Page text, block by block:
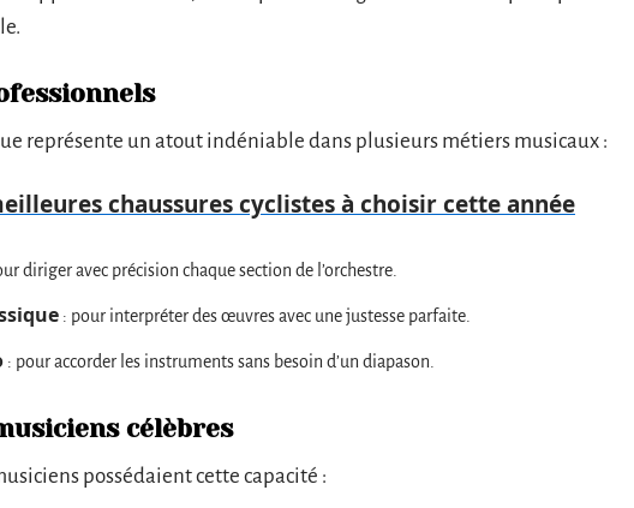
représente un atout indéniable dans plusieurs métiers musicaux :
chaussures cyclistes à choisir cette année
diriger avec précision chaque section de l’orchestre.
: pour interpréter des œuvres avec une justesse parfaite.
: pour accorder les instruments sans besoin d’un diapason.
célèbres
possédaient cette capacité :